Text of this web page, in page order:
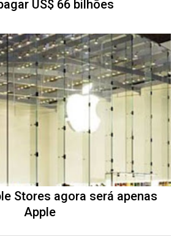
US$ 66 bilhões
Stores agora será apenas
Apple